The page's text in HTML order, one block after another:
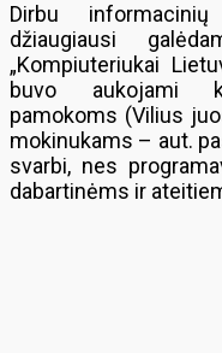
Dirbu
džiaugiausi
„Kompiuteriukai
buvo aukojami
pamokoms (Vilius
mokinukams – aut.
svarbi, nes
dabartinėms ir